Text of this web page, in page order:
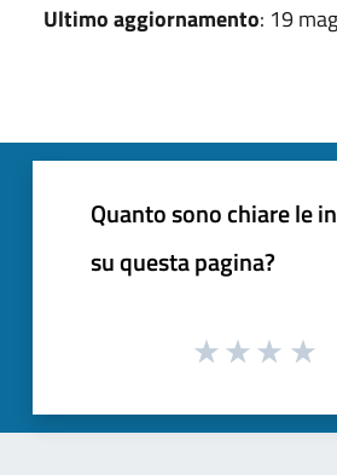
Ultimo aggiornamento: 19
Quanto sono chiare le
su questa pagina?